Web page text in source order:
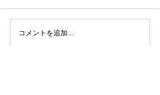
コメントを追加…